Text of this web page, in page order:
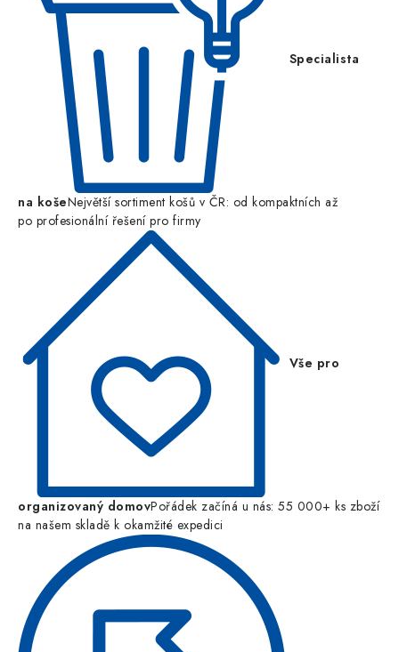
Specialista
na košeNejvětší sortiment košů v ČR: od kompaktních až
po profesionální řešení pro firmy
Vše pro
organizovaný domovPořádek začíná u nás: 55 000+ ks zboží
na našem skladě k okamžité expedici